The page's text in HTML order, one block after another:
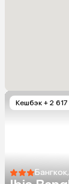
Кешбэк + 2 617